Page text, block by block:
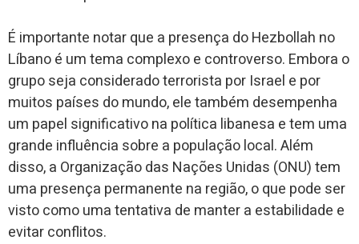
É importante notar que a presença do Hezbollah no
Líbano é um tema complexo e controverso. Embora o
grupo seja considerado terrorista por Israel e por
muitos países do mundo, ele também desempenha
um papel significativo na política libanesa e tem uma
grande influência sobre a população local. Além
disso, a Organização das Nações Unidas (ONU) tem
uma presença permanente na região, o que pode ser
visto como uma tentativa de manter a estabilidade e
evitar conflitos.